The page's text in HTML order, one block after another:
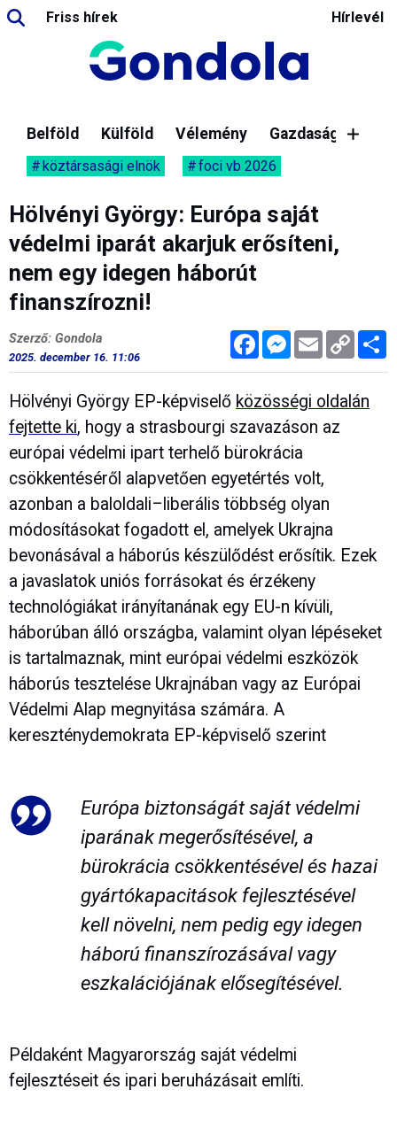
Friss hírek Hírlevél
Belföld Külföld Vélemény Gazdaság
köztársasági elnök foci vb 2026
Hölvényi György: Európa saját
védelmi iparát akarjuk erősíteni,
nem egy idegen háborút
finanszírozni!
FacebookMessenger
Email Copy
Link
Szerző: Gondola
2025. december 16. 11:06
Hölvényi György EP-képviselő közösségi oldalán
fejtette ki, hogy a strasbourgi szavazáson az
európai védelmi ipart terhelő bürokrácia
csökkentéséről alapvetően egyetértés volt,
azonban a baloldali–liberális többség olyan
módosításokat fogadott el, amelyek Ukrajna
bevonásával a háborús készülődést erősítik. Ezek
a javaslatok uniós forrásokat és érzékeny
technológiákat irányítanának egy EU-n kívüli,
háborúban álló országba, valamint olyan lépéseket
is tartalmaznak, mint európai védelmi eszközök
háborús tesztelése Ukrajnában vagy az Európai
Védelmi Alap megnyitása számára. A
kereszténydemokrata EP-képviselő szerint
Európa biztonságát saját védelmi
iparának megerősítésével, a
bürokrácia csökkentésével és hazai
gyártókapacitások fejlesztésével
kell növelni, nem pedig egy idegen
háború finanszírozásával vagy
eszkalációjának elősegítésével.
Példaként Magyarország saját védelmi
fejlesztéseit és ipari beruházásait említi.